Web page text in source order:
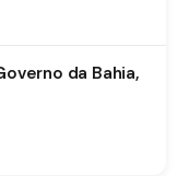
da Bahia,